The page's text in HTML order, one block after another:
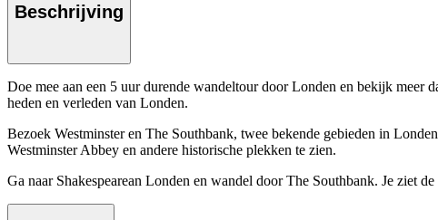
Beschrijving
Doe mee aan een 5 uur durende wandeltour door Londen en bekijk meer
heden en verleden van Londen.
Bezoek Westminster en The Southbank, twee bekende gebieden in
Westminster Abbey en andere historische plekken te zien.
Ga naar Shakespearean Londen en wandel door The Southbank. Je ziet